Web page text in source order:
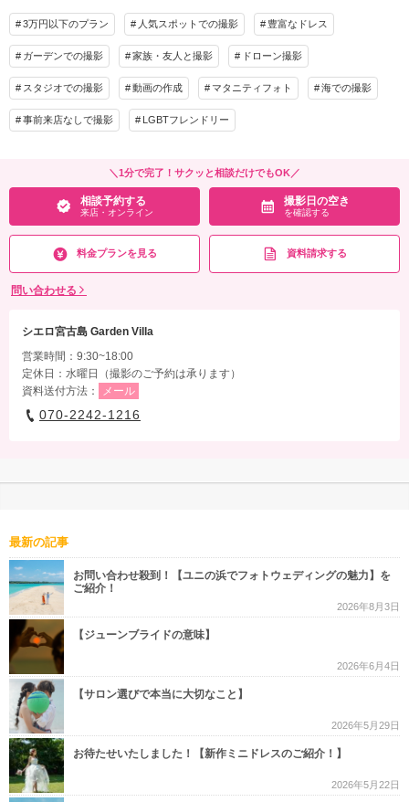
3万円以下のプラン 人気スポットでの撮影 豊富なドレス
ガーデンでの撮影 家族・友人と撮影 ドローン撮影
スタジオでの撮影 動画の作成 マタニティフォト 海での撮影
事前来店なしで撮影 LGBTフレンドリー
＼1分で完了！サクッと相談だけでもOK／
相談予約する
来店・オンライン
撮影日の空き
を確認する
料金プランを見る 資料請求する
問い合わせる
シエロ宮古島 Garden Villa
営業時間：9:30~18:00
定休日：水曜日（撮影のご予約は承ります）
資料送付方法：
メール
070-2242-1216
最新の記事
お問い合わせ殺到！【ユニの浜でフォトウェディングの魅力】を
ご紹介！
2026年8月3日
【ジューンブライドの意味】
2026年6月4日
【サロン選びで本当に大切なこと】
2026年5月29日
お待たせいたしました！【新作ミニドレスのご紹介！】
2026年5月22日